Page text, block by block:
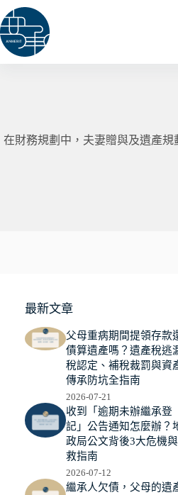
跳
至
主
在財務規劃中，夫妻贈與及遺產
最新文章
父母重病期間提領存款
債算遺產嗎？遺產稅逃
稅認定、補稅裁罰與資
傳承防坑全指南
2026-07-21
收到「逾期未辦繼承登
記」公告通知怎麼辦？
政局公文背後3大危機與
救指南
2026-07-12
繼承人欠債，父母的遺